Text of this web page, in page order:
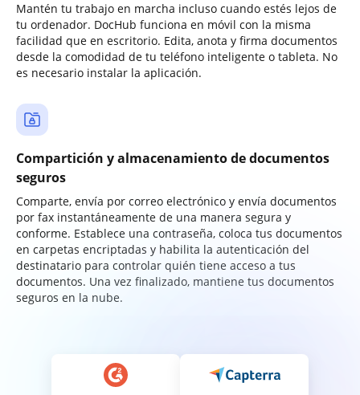
Mantén tu trabajo en marcha incluso cuando estés lejos de
tu ordenador. DocHub funciona en móvil con la misma
facilidad que en escritorio. Edita, anota y firma documentos
desde la comodidad de tu teléfono inteligente o tableta. No
es necesario instalar la aplicación.
Compartición y almacenamiento de documentos
seguros
Comparte, envía por correo electrónico y envía documentos
por fax instantáneamente de una manera segura y
conforme. Establece una contraseña, coloca tus documentos
en carpetas encriptadas y habilita la autenticación del
destinatario para controlar quién tiene acceso a tus
documentos. Una vez finalizado, mantiene tus documentos
seguros en la nube.